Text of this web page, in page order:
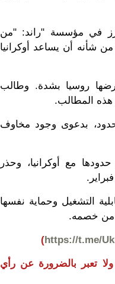
في مؤسسة "راند: "من
شأنه أن يساعد أوكرانيا
روسيا بشدة. وطالب
هذه المطالب.
بدعوى وجود مخاوف
جندي بالقرب من حدودها مع أوكرانيا، وحذر
التشغيل وحماية نفسها
من خصمه.
https://t.me/
)
ولا تعبر بالضرورة عن رأي